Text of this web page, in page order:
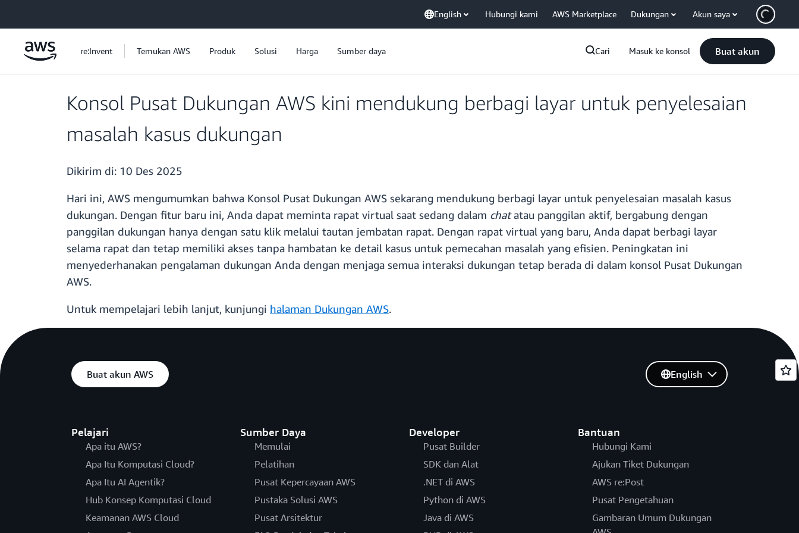
English Hubungi kami AWS Marketplace Dukungan Akun saya
re:Invent Temukan AWS Produk Solusi Harga Sumber daya Cari Masuk ke konsol Buat akun
Konsol Pusat Dukungan AWS kini mendukung berbagi layar untuk penyelesaian
masalah kasus dukungan
Dikirim di: 10 Des 2025
Hari ini, AWS mengumumkan bahwa Konsol Pusat Dukungan AWS sekarang mendukung berbagi layar untuk penyelesaian masalah kasus
dukungan. Dengan fitur baru ini, Anda dapat meminta rapat virtual saat sedang dalam chatatau panggilan aktif, bergabung dengan
panggilan dukungan hanya dengan satu klik melalui tautan jembatan rapat. Dengan rapat virtual yang baru, Anda dapat berbagi layar
selama rapat dan tetap memiliki akses tanpa hambatan ke detail kasus untuk pemecahan masalah yang efisien. Peningkatan ini
menyederhanakan pengalaman dukungan Anda dengan menjaga semua interaksi dukungan tetap berada di dalam konsol Pusat Dukungan
AWS.
Untuk mempelajari lebih lanjut, kunjungi halaman Dukungan AWS.
Buat akun AWS
Pelajari
Apa itu AWS?
Apa Itu Komputasi Cloud?
Apa Itu AI Agentik?
Hub Konsep Komputasi Cloud
Keamanan AWS Cloud
Sumber Daya
Memulai
Pelatihan
Pusat Kepercayaan AWS
Pustaka Solusi AWS
Pusat Arsitektur
Developer
Pusat Builder
SDK dan Alat
.NET di AWS
Python di AWS
Java di AWS
Bantuan
Hubungi Kami
Ajukan Tiket Dukungan
AWS re:Post
Pusat Pengetahuan
Gambaran Umum Dukungan
English